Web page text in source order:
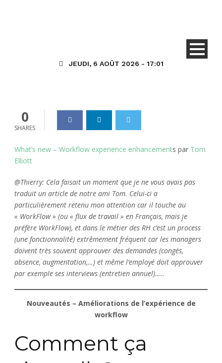
JEUDI, 6 AOÛT 2026 - 17:01
Dynamics_365 02 Oct 2020 0
0
SHARES
What’s new – Workflow experience enhancements par Tom
Elliott
@Thierry: Cela faisait un moment que je ne vous avais pas
traduit un article de notre ami Tom. Celui-ci a
particulièrement retenu mon attention car il touche au
« WorkFlow » (ou « flux de travail » en Français, mais je
préfère WorkFlow), et dans le métier des RH c’est un process
(une fonctionnalité) extrêmement fréquent car les managers
doivent très souvent approuver des demandes (congés,
absence, augmentation,…) et même l’employé doit approuver
par exemple ses interviews (entretien annuel)…..
Nouveautés – Améliorations de l’expérience de
workflow
Comment ça